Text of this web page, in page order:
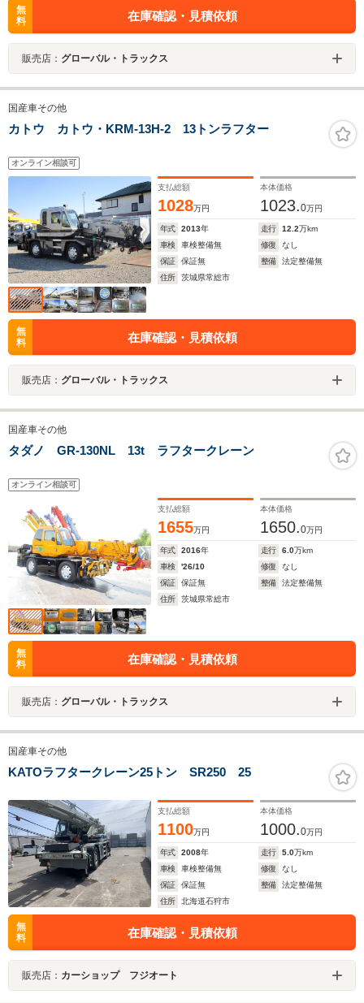
無
料
在庫確認・見積依頼
販売店： グローバル・トラックス
国産車その他
カトウ カトウ・KRM-13H-2 13トンラフター
オンライン相談可
支払総額
1028万円
本体価格
1023.0万円
年式 2013年 走行 12.2万km
車検
車検整備無 修復
なし
保証
保証無 整備
法定整備無
住所
茨城県常総市
無
料
在庫確認・見積依頼
販売店： グローバル・トラックス
国産車その他
タダノ GR-130NL 13t ラフタークレーン
オンライン相談可
支払総額
1655万円
本体価格
1650.0万円
年式 2016年 走行 6.0万km
車検
'26/10 修復
なし
保証
保証無 整備
法定整備無
住所
茨城県常総市
無
料
在庫確認・見積依頼
販売店： グローバル・トラックス
国産車その他
KATOラフタークレーン25トン SR250 25
支払総額
1100万円
本体価格
1000.0万円
年式 2008年 走行 5.0万km
車検
車検整備無 修復
なし
保証
保証無 整備
法定整備無
住所
北海道石狩市
無
料
在庫確認・見積依頼
販売店： カーショップ フジオート